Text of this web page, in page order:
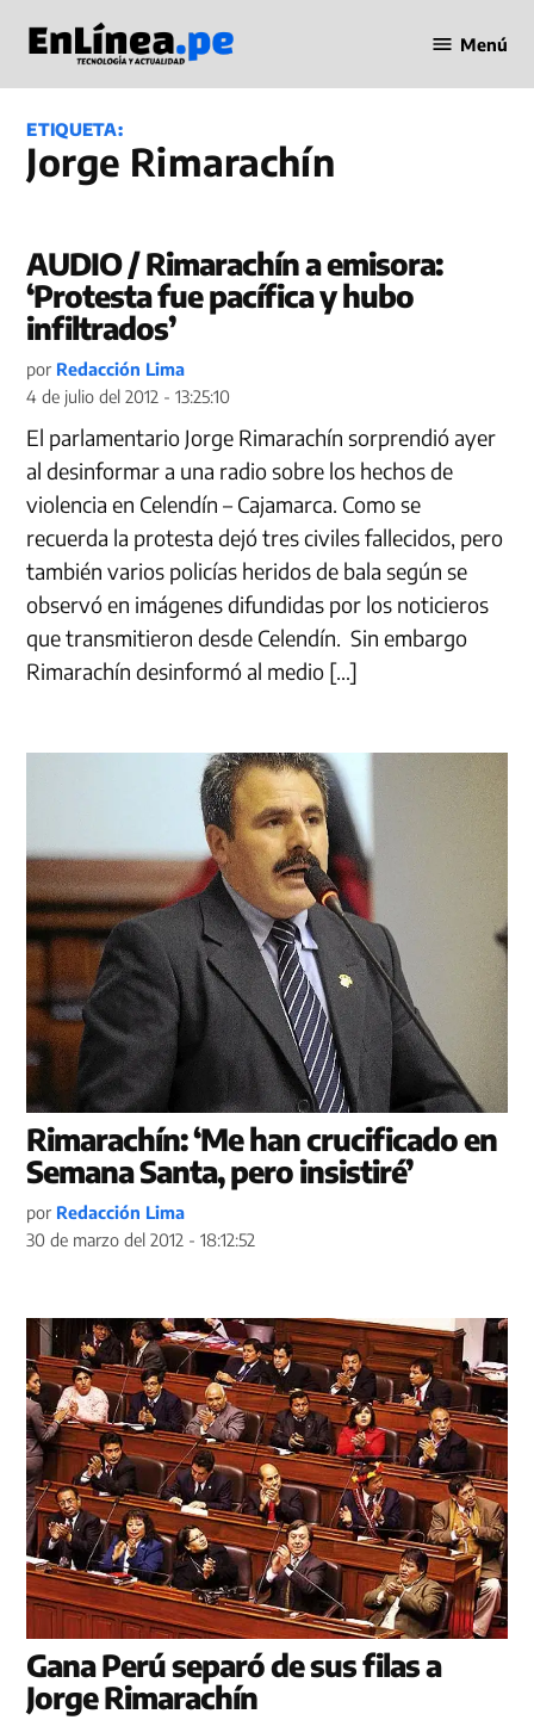
contenido
en Línea
Menú
ETIQUETA:
Jorge Rimarachín
AUDIO / Rimarachín a emisora:
‘Protesta fue pacífica y hubo
infiltrados’
por Redacción Lima
4 de julio del 2012 - 13:25:10
El parlamentario Jorge Rimarachín sorprendió ayer
al desinformar a una radio sobre los hechos de
violencia en Celendín – Cajamarca. Como se
recuerda la protesta dejó tres civiles fallecidos, pero
también varios policías heridos de bala según se
observó en imágenes difundidas por los noticieros
que transmitieron desde Celendín. Sin embargo
Rimarachín desinformó al medio […]
Rimarachín: ‘Me han crucificado en
Semana Santa, pero insistiré’
por Redacción Lima
30 de marzo del 2012 - 18:12:52
Gana Perú separó de sus filas a
Jorge Rimarachín